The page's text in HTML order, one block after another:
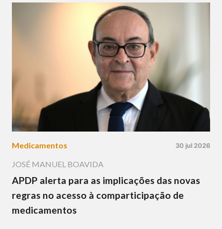
Medicamentos 30 jul 2026
JOSÉ MANUEL BOAVIDA
APDP alerta para as implicações das novas
regras no acesso à comparticipação de
medicamentos